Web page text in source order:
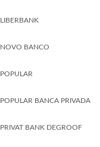
LIBERBANK
NOVO BANCO
POPULAR
POPULAR BANCA PRIVADA
PRIVAT BANK DEGROOF